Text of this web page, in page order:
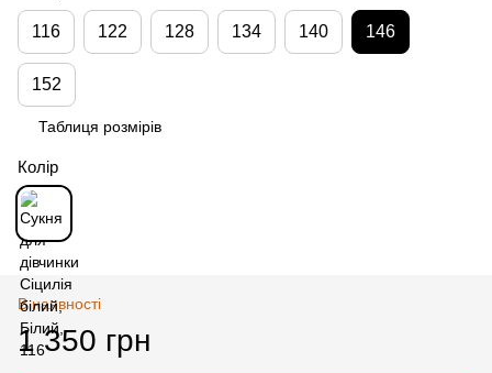
116 122 128 134 140 146
152
Таблиця розмірів
Колір
В наявності
1 350 грн